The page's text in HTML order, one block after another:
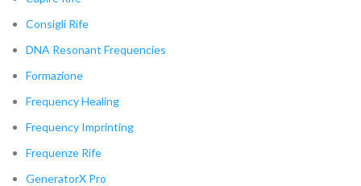
Consigli Rife
DNA Resonant Frequencies
Formazione
Frequency Healing
Frequency Imprinting
Frequenze Rife
GeneratorX Pro